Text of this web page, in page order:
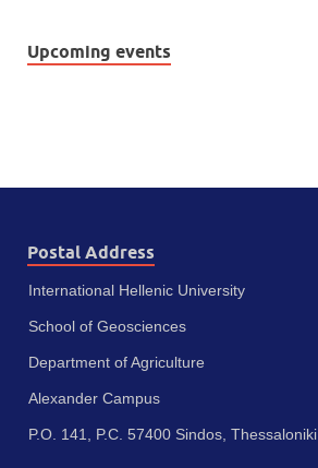
Upcoming events
Postal Address
International Hellenic University
School of Geosciences
Department of Agriculture
Alexander Campus
P.O. 141, P.C. 57400 Sindos, Thessaloniki